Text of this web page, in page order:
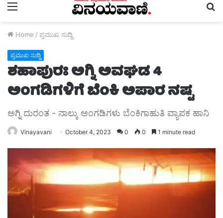
Menu
Home / ಪ್ರಮುಖ ಸುದ್ದಿ
ಪ್ರಮುಖ ಸುದ್ದಿ
ಶಹಾಪುರಃ ಅಗ್ನಿ ಅವಘಡ 4
ಅಂಗಡಿಗಳಿಗೆ ಬೆಂಕಿ ಅಪಾರ ನಷ್ಟ
ಅಗ್ನಿ ದುರಂತ - ನಾಲ್ಕು ಅಂಗಡಿಗಳು ಬೆಂಕಿಗಾಹುತಿ ವ್ಯಾಪಕ ಹಾನಿ
Vinayavani October 4, 2023 0 0 1 minute read